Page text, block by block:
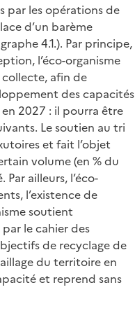
par les opérations de
d’un barème
4.1.). Par principe,
l’éco-organisme
afin de
des capacités
2027 : il pourra être
Le soutien au tri
et fait l’objet
volume (en % du
ailleurs, l’éco-
l’existence de
soutient
le cahier des
de recyclage de
du territoire en
et reprend sans